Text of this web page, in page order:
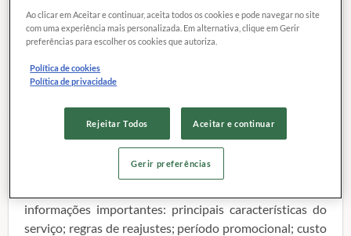
Fique atento às regras e à instalação da internet
informações importantes: principais características do
serviço; regras de reajustes; período promocional; custo
Ao clicar em Aceitar e continuar, aceita todos os cookies e pode navegar no site
com uma experiência mais personalizada. Em alternativa, clique em Gerir
preferências para escolher os cookies que autoriza.
Política de cookies
Política de privacidade
Rejeitar Todos Aceitar e continuar
Gerir preferências